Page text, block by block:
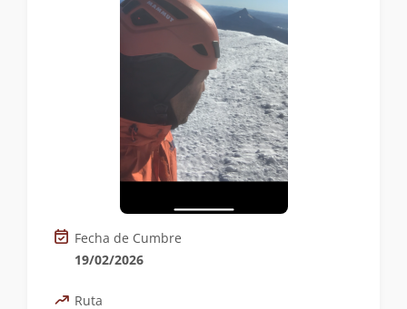
Fecha de Cumbre
19/02/2026
Ruta